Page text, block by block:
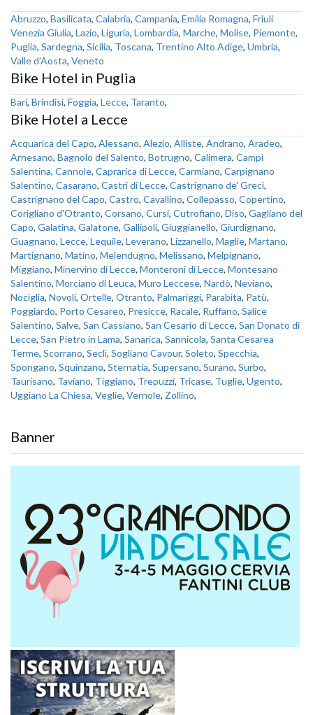
Abruzzo, Basilicata, Calabria, Campania, Emilia Romagna, Friuli
Venezia Giulia, Lazio, Liguria, Lombardia, Marche, Molise, Piemonte,
Puglia, Sardegna, Sicilia, Toscana, Trentino Alto Adige, Umbria,
Valle d'Aosta, Veneto
Bike Hotel in Puglia
Bari, Brindisi, Foggia, Lecce, Taranto,
Bike Hotel a Lecce
Acquarica del Capo, Alessano, Alezio, Alliste, Andrano, Aradeo,
Arnesano, Bagnolo del Salento, Botrugno, Calimera, Campi
Salentina, Cannole, Caprarica di Lecce, Carmiano, Carpignano
Salentino, Casarano, Castri di Lecce, Castrignano de' Greci,
Castrignano del Capo, Castro, Cavallino, Collepasso, Copertino,
Corigliano d'Otranto, Corsano, Cursi, Cutrofiano, Diso, Gagliano del
Capo, Galatina, Galatone, Gallipoli, Giuggianello, Giurdignano,
Guagnano, Lecce, Lequile, Leverano, Lizzanello, Maglie, Martano,
Martignano, Matino, Melendugno, Melissano, Melpignano,
Miggiano, Minervino di Lecce, Monteroni di Lecce, Montesano
Salentino, Morciano di Leuca, Muro Leccese, Nardò, Neviano,
Nociglia, Novoli, Ortelle, Otranto, Palmariggi, Parabita, Patù,
Poggiardo, Porto Cesareo, Presicce, Racale, Ruffano, Salice
Salentino, Salve, San Cassiano, San Cesario di Lecce, San Donato di
Lecce, San Pietro in Lama, Sanarica, Sannicola, Santa Cesarea
Terme, Scorrano, Seclì, Sogliano Cavour, Soleto, Specchia,
Spongano, Squinzano, Sternatia, Supersano, Surano, Surbo,
Taurisano, Taviano, Tiggiano, Trepuzzi, Tricase, Tuglie, Ugento,
Uggiano La Chiesa, Veglie, Vernole, Zollino,
Banner